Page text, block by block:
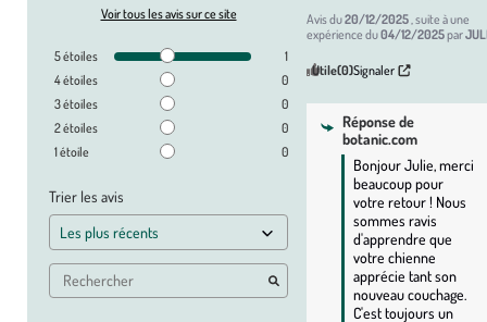
Voir tous les avis sur ce site
5étoiles
1
4étoiles
0
3étoiles
0
2étoiles
0
1étoile 0
Trier les avis
Avis du20/12/2025, suite à une
expérience du04/12/2025par
Utile(0)Signaler
Réponse de
botanic.com
Bonjour Julie, merci
beaucoup pour
votre retour ! Nous
sommes ravis
d'apprendre que
votre chienne
apprécie tant son
nouveau couchage.
C'est toujours un